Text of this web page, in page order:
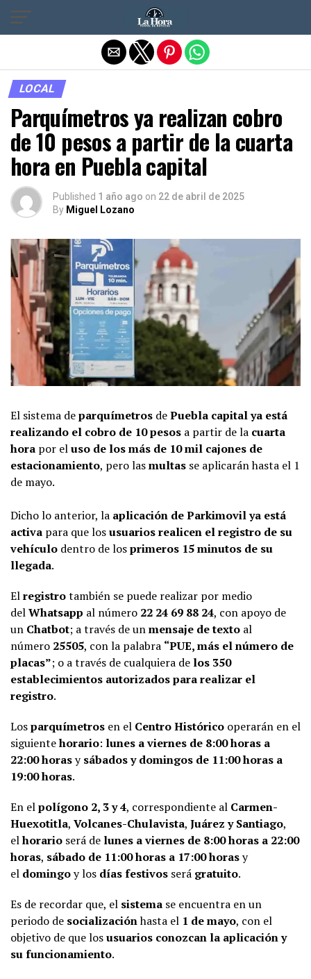
LOCAL
Parquímetros ya realizan cobro
de 10 pesos a partir de la cuarta
hora en Puebla capital
Published 1 año ago on 22 de abril de 2025
By Miguel Lozano
El sistema deparquímetros dePuebla capitalya está
realizando el cobro de 10 pesos a partir de la cuarta
hora por eluso de los más de 10 mil cajones de
estacionamiento, pero lasmultas se aplicarán hasta el 1
de mayo.
Dicho lo anterior, la aplicación de Parkimovil ya está
activa para que losusuarios realicen el registro de su
vehículo dentro de losprimeros 15 minutos de su
llegada.
Elregistrotambién se puede realizar por medio
delWhatsapp al número 22 24 69 88 24, con apoyo de
un Chatbot; a través de unmensaje de texto al
número 25505, con la palabra “PUE, más el número de
placas”; o a través de cualquiera de los 350
establecimientos autorizados para realizar el
registro.
Losparquímetros en el Centro Histórico operarán en el
siguientehorario: lunes a viernes de 8:00 horas a
22:00 horasysábados y domingos de 11:00 horas a
19:00 horas.
En elpolígono 2, 3 y 4, correspondiente al Carmen-
Huexotitla, Volcanes-Chulavista, Juárez y Santiago,
elhorario será de lunes a viernes de 8:00 horas a 22:00
horas, sábado de 11:00 horas a 17:00 horasy
el domingoy los días festivos será gratuito.
Es de recordar que, el sistema se encuentra en un
periodo de socializaciónhasta el 1 de mayo, con el
objetivo de que losusuarios conozcan la aplicación y
su funcionamiento.
Salir de la versión móvil